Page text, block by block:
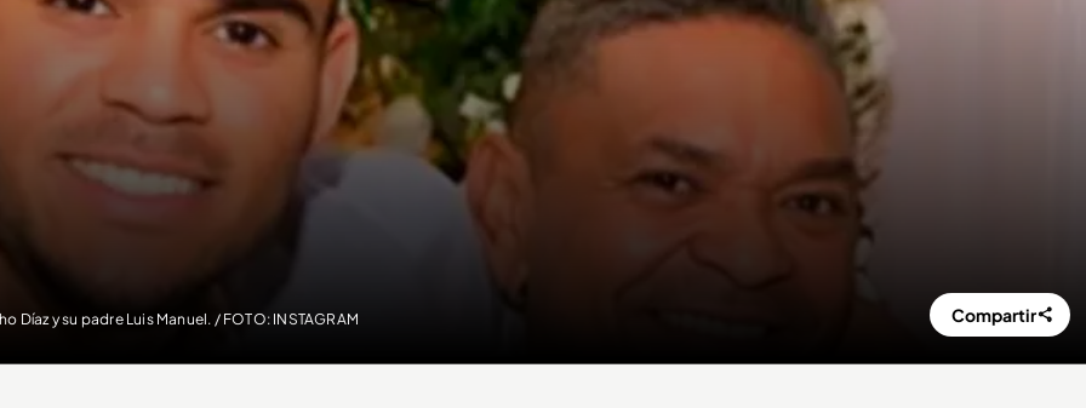
Díaz y su padre Luis Manuel. / FOTO: INSTAGRAM Compartir